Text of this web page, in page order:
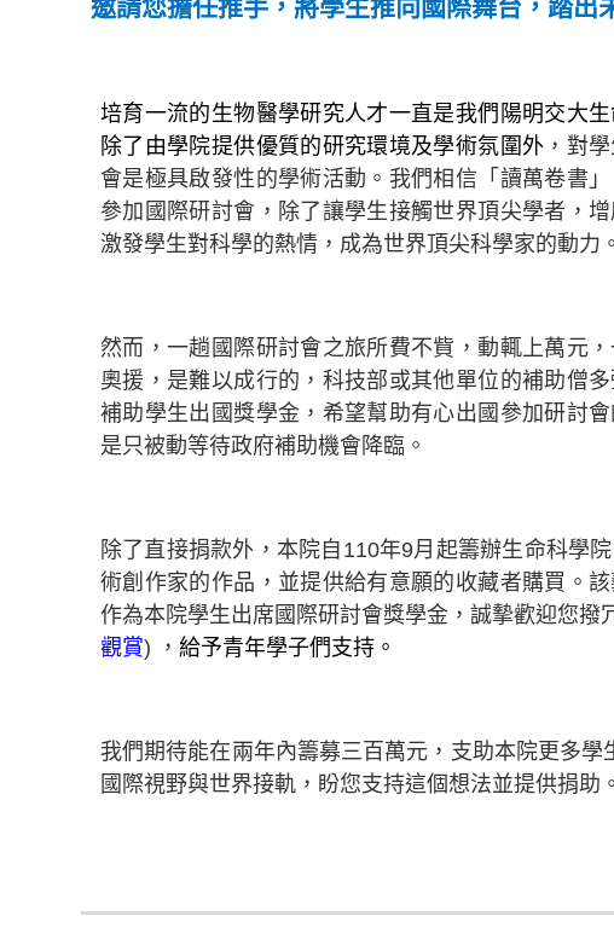
邀請您擔任推手，將學生推向國際舞台，踏出
培育一流的生物醫學研究人才一直是我們陽明交大
除了由學院提供優質的研究環境及學術氛圍外 ，對
會是極具啟發性的學術活動。我們相信「讀萬卷書」
參加國際研討會，除了讓學生接觸世界頂尖學者，
激發學生對科學的熱情，成為世界頂尖科學家的動力。
然而，一趟國際研討會之旅所費不貲，動輒上萬元
奧援，是難以成行的，科技部或其他單位的補助僧
補助學生出國獎學金，希望幫助有心出國參加研討
是只被動等待政府補助機會降臨。
除了直接捐款外，本院自 110年9月起籌辦生命科學
術創作家的作品，並提供給有意願的收藏者購買。
作為本院學生出席國際研討會獎學金，誠摰歡迎您撥
觀賞) ， 給予青年學子們支持。
我們期待能在兩年內籌募三百萬元，支助本院更多學
國際視野與世界接軌，盼您支持這個想法並提供捐助。